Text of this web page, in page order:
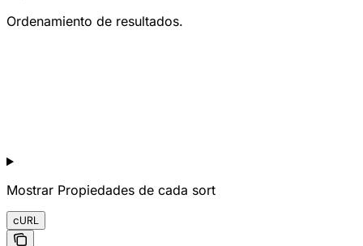
Ordenamiento de resultados.
Mostrar Propiedades de cada sort
cURL